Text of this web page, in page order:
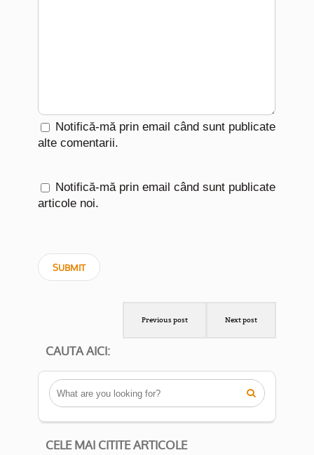
Notifică-mă prin email când sunt publicate
alte comentarii.
Notifică-mă prin email când sunt publicate
articole noi.
Previous post Next post
CAUTA AICI:

CELE MAI CITITE ARTICOLE